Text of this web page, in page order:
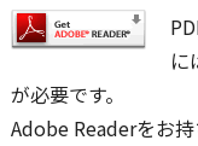
に
が必要です。
Adobe Readerをお